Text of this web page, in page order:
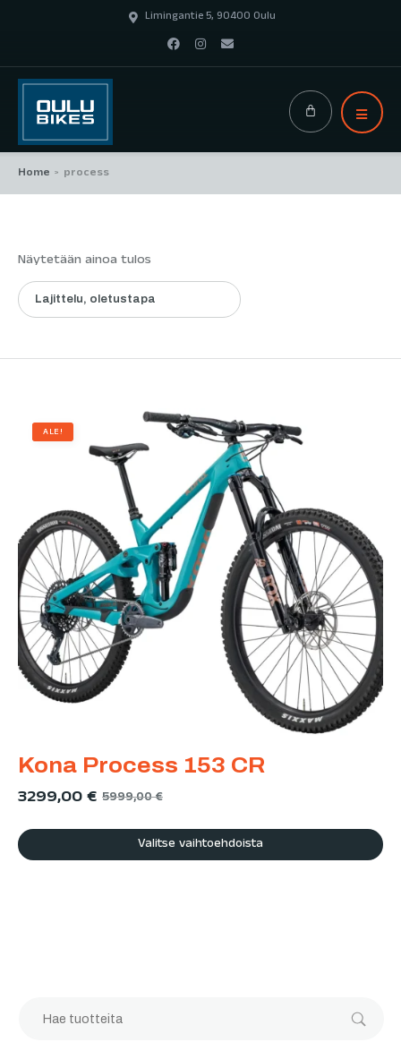
Limingantie 5, 90400 Oulu
Home > process
Näytetään ainoa tulos
ALE!
Kona Process 153 CR
3299,00€ 5999,00€
Valitse vaihtoehdoista